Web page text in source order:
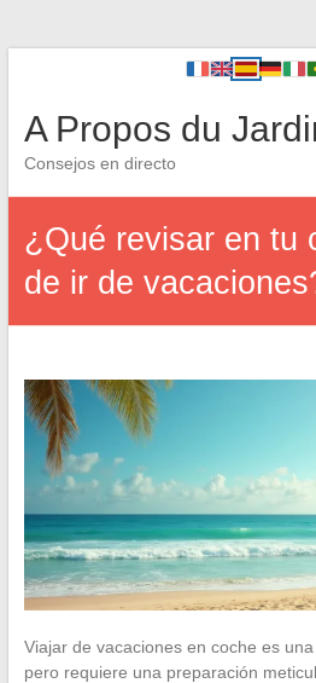
A Propos du
Consejos en directo
¿Qué revisar en tu
de ir de
Viajar de vacaciones en coche es
pero requiere una preparación